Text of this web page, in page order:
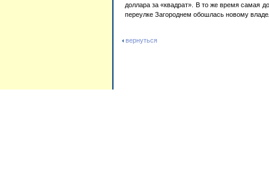
доллара за «квадрат». В то же время самая
переулке Загороднем обошлась новому
вернуться